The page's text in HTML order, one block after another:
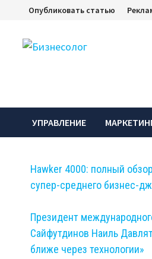
Перейти
содержимому
Опубликовать статью
УПРАВЛЕНИЕ
Hawker 4000: полный
супер-среднего бизнес-
Президент
Сайфутдинов Наиль
ближе через технологии»